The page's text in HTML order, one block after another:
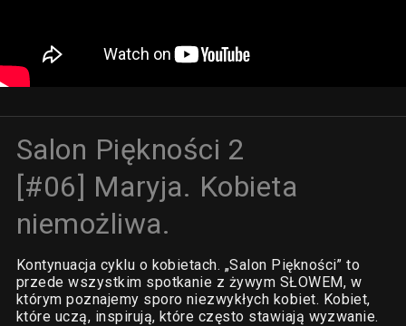
Salon Piękności 2
[#06] Maryja. Kobieta
niemożliwa.
Kontynuacja cyklu o kobietach. „Salon Piękności” to
przede wszystkim spotkanie z żywym SŁOWEM, w
którym poznajemy sporo niezwykłych kobiet. Kobiet,
które uczą, inspirują, które często stawiają wyzwanie.